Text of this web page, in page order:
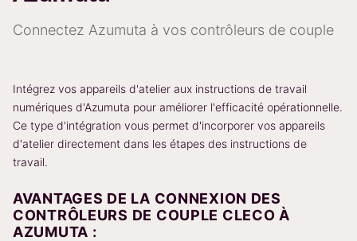
Connectez Azumuta à vos contrôleurs de couple
Intégrez vos appareils d'atelier aux instructions de travail
numériques d'Azumuta pour améliorer l'efficacité opérationnelle.
Ce type d'intégration vous permet d'incorporer vos appareils
d'atelier directement dans les étapes des instructions de
travail.
AVANTAGES DE LA CONNEXION DES
CONTRÔLEURS DE COUPLE CLECO À
AZUMUTA :